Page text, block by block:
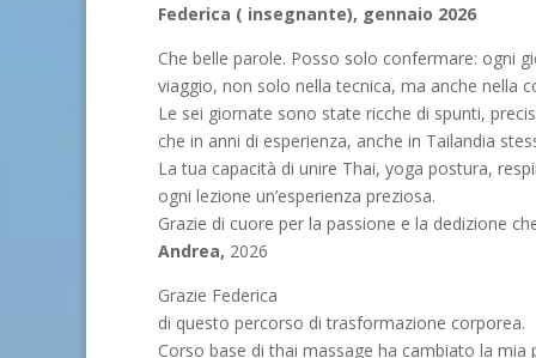
Federica ( insegnante), gennaio 2026
Che belle parole. Posso solo confermare: ogni
viaggio, non solo nella tecnica, ma anche nella
Le sei giornate sono state ricche di spunti,
che in anni di esperienza, anche in Tailandia
La tua capacità di unire Thai, yoga postura,
ogni lezione un’esperienza preziosa.
Grazie di cuore per la passione e la dedizione
Andrea, 2026
Grazie Federica
di questo percorso di trasformazione corporea.
Corso base di thai massage ha cambiato la mia